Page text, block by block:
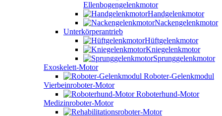
Ellenbogengelenkmotor
Handgelenkmotor
Nackengelenkmotor
Unterkörperantrieb
Hüftgelenkmotor
Kniegelenkmotor
Sprunggelenkmotor
Exoskelett-Motor
Roboter-Gelenkmodul
Vierbeinroboter-Motor
Roboterhund-Motor
Medizinroboter-Motor